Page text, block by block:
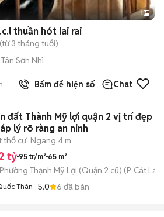
1
thuần hót lai rai
3 tháng tuổi)
Sơn Nhì
Bấm để hiện số Chat
đất Thành Mỹ lợi quận 2 vị trí đẹp
lý rõ ràng an ninh
thổ cư Ngang 4 m
tỷ 95 tr/m² 65 m²
Phường Thạnh Mỹ Lợi (Quận 2 cũ) (P. Cát Lái
Thân 5.0 6 đã bán